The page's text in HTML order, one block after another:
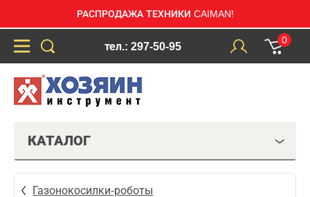
РАСПРОДАЖА ТЕХНИКИ CAIMAN!
тел.: 297-50-95
0
КАТАЛОГ
Газонокосилки-роботы